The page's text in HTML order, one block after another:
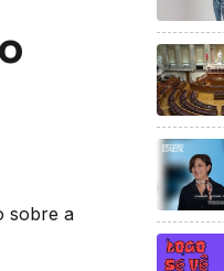
sobre a